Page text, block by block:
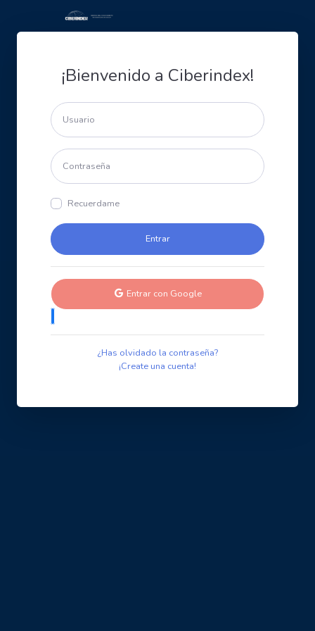
¡Bienvenido a Ciberindex!
Recuerdame
Entrar con Google
¿Has olvidado la contraseña?
¡Create una cuenta!